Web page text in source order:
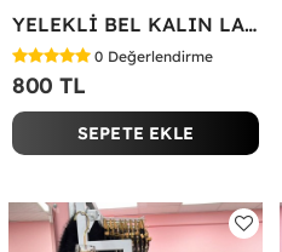
YELEKLİ BEL KALIN LASTİK İKİLİ TAKIM Bej
0 Değerlendirme
800 TL
SEPETE EKLE